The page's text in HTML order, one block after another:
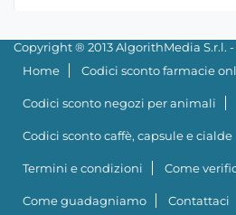
Copyright ® 2013 AlgorithMedia S.r.l. -
Home
Codici sconto farmacie
Codici sconto negozi per animali
Codici sconto caffè, capsule e cialde
Termini e condizioni Come
Come guadagniamo Contattaci